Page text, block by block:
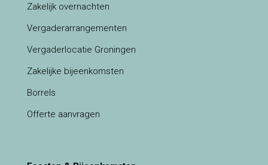
Zakelijk overnachten
Vergaderarrangementen
Vergaderlocatie Groningen
Zakelijke bijeenkomsten
Borrels
Offerte aanvragen